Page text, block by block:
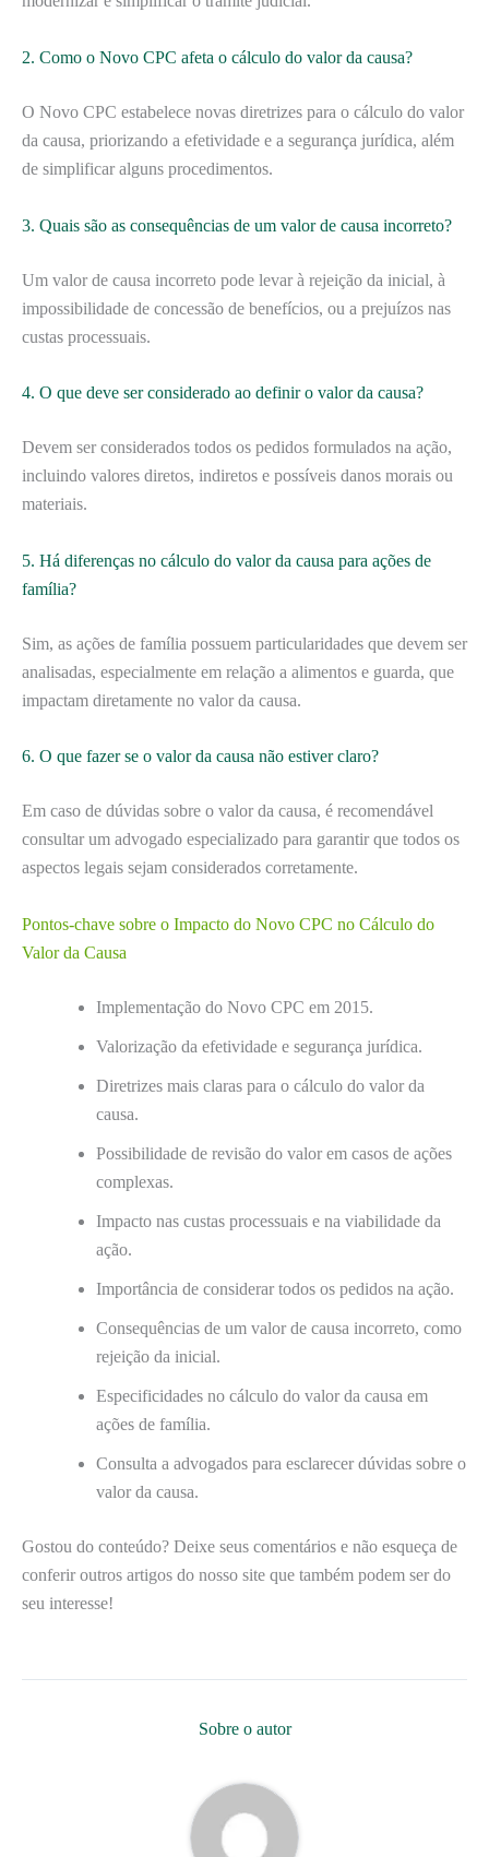
2. Como o Novo CPC afeta o cálculo do valor da causa?
O Novo CPC estabelece novas diretrizes para o cálculo do valor
da causa, priorizando a efetividade e a segurança jurídica, além
de simplificar alguns procedimentos.
3. Quais são as consequências de um valor de causa incorreto?
Um valor de causa incorreto pode levar à rejeição da inicial, à
impossibilidade de concessão de benefícios, ou a prejuízos nas
custas processuais.
4. O que deve ser considerado ao definir o valor da causa?
Devem ser considerados todos os pedidos formulados na ação,
incluindo valores diretos, indiretos e possíveis danos morais ou
materiais.
5. Há diferenças no cálculo do valor da causa para ações de
família?
Sim, as ações de família possuem particularidades que devem ser
analisadas, especialmente em relação a alimentos e guarda, que
impactam diretamente no valor da causa.
6. O que fazer se o valor da causa não estiver claro?
Em caso de dúvidas sobre o valor da causa, é recomendável
consultar um advogado especializado para garantir que todos os
aspectos legais sejam considerados corretamente.
Pontos-chave sobre o Impacto do Novo CPC no Cálculo do
Valor da Causa
Implementação do Novo CPC em 2015.
Valorização da efetividade e segurança jurídica.
Diretrizes mais claras para o cálculo do valor da
causa.
Possibilidade de revisão do valor em casos de ações
complexas.
Impacto nas custas processuais e na viabilidade da
ação.
Importância de considerar todos os pedidos na ação.
Consequências de um valor de causa incorreto, como
rejeição da inicial.
Especificidades no cálculo do valor da causa em
ações de família.
Consulta a advogados para esclarecer dúvidas sobre o
valor da causa.
Gostou do conteúdo? Deixe seus comentários e não esqueça de
conferir outros artigos do nosso site que também podem ser do
seu interesse!
Sobre o autor